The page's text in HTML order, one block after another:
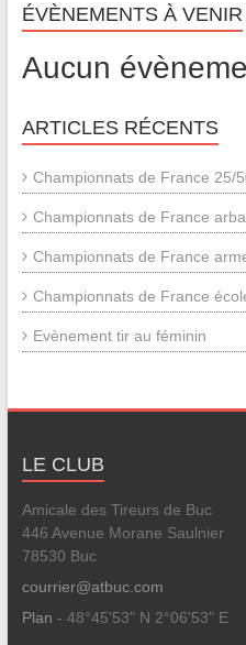
ÉVÈNEMENTS À VENIR
Aucun
ARTICLES RÉCENTS
Championnats de France 25/
Championnats de France
Championnats de France
Championnats de France
Evènement tir au féminin
LE CLUB
Amicale des Tireurs de Buc
446 Avenue Morane Saulnier
78530 Buc
courrier@atbuc.com
Plan - 48°45'53" N 2°06'53" E